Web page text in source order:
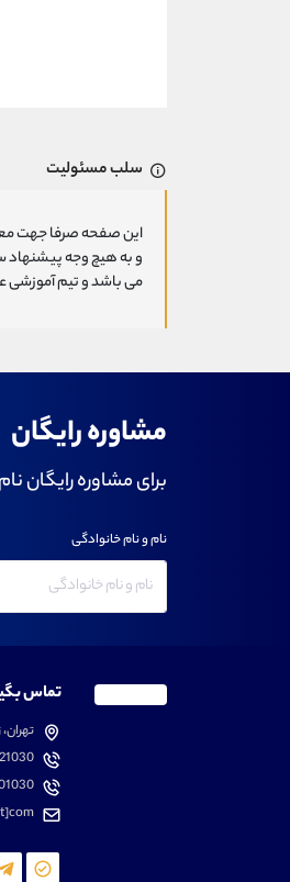
سلب مسئولیت
این صفحه صرفا جهت
و به هیچ وجه پیشنهاد
می باشد و تیم آموزشی
مشاوره رایگان
برای مشاوره رایگان
نام و نام خانوادگی
تماس
تهران،